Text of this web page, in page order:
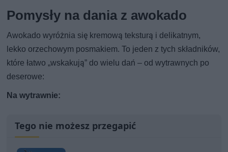
Pomysły na dania z awokado
Awokado wyróżnia się kremową teksturą i delikatnym,
lekko orzechowym posmakiem. To jeden z tych składników,
które łatwo „wskakują” do wielu dań – od wytrawnych po
deserowe:
Na wytrawnie:
Tego nie możesz przegapić